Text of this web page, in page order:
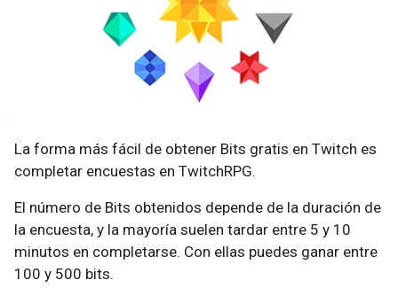
La forma más fácil de obtener Bits gratis en Twitch es
completar encuestas en TwitchRPG.
El número de Bits obtenidos depende de la duración de
la encuesta, y la mayoría suelen tardar entre 5 y 10
minutos en completarse. Con ellas puedes ganar entre
100 y 500 bits.